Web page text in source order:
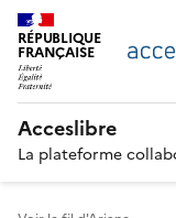
RÉPUBLIQUE
FRANÇAISE
Acceslibre
La plateforme